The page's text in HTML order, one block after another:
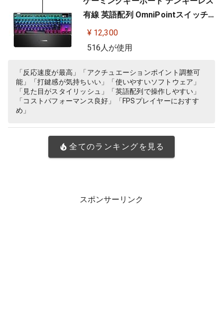
有線 英語配列 OmniPointスイッチ
有機ELディスプレイ搭載 Apex Pro
TKL US 64734 ブラック
¥ 12,300
516人が使用
「反応速度が最高」「アクチュエーションポイント調整可
能」「打鍵感が気持ちいい」「使いやすいソフトウェア」
「見た目がスタイリッシュ」「英語配列で操作しやすい」
「コストパフォーマンス良好」「FPSプレイヤーにおすす
め」
全てのランキングを見る
スポンサーリンク